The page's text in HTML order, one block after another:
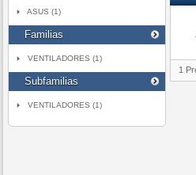
ASUS (1)
Familias
VENTILADORES (1)
Subfamilias
VENTILADORES (1)
1